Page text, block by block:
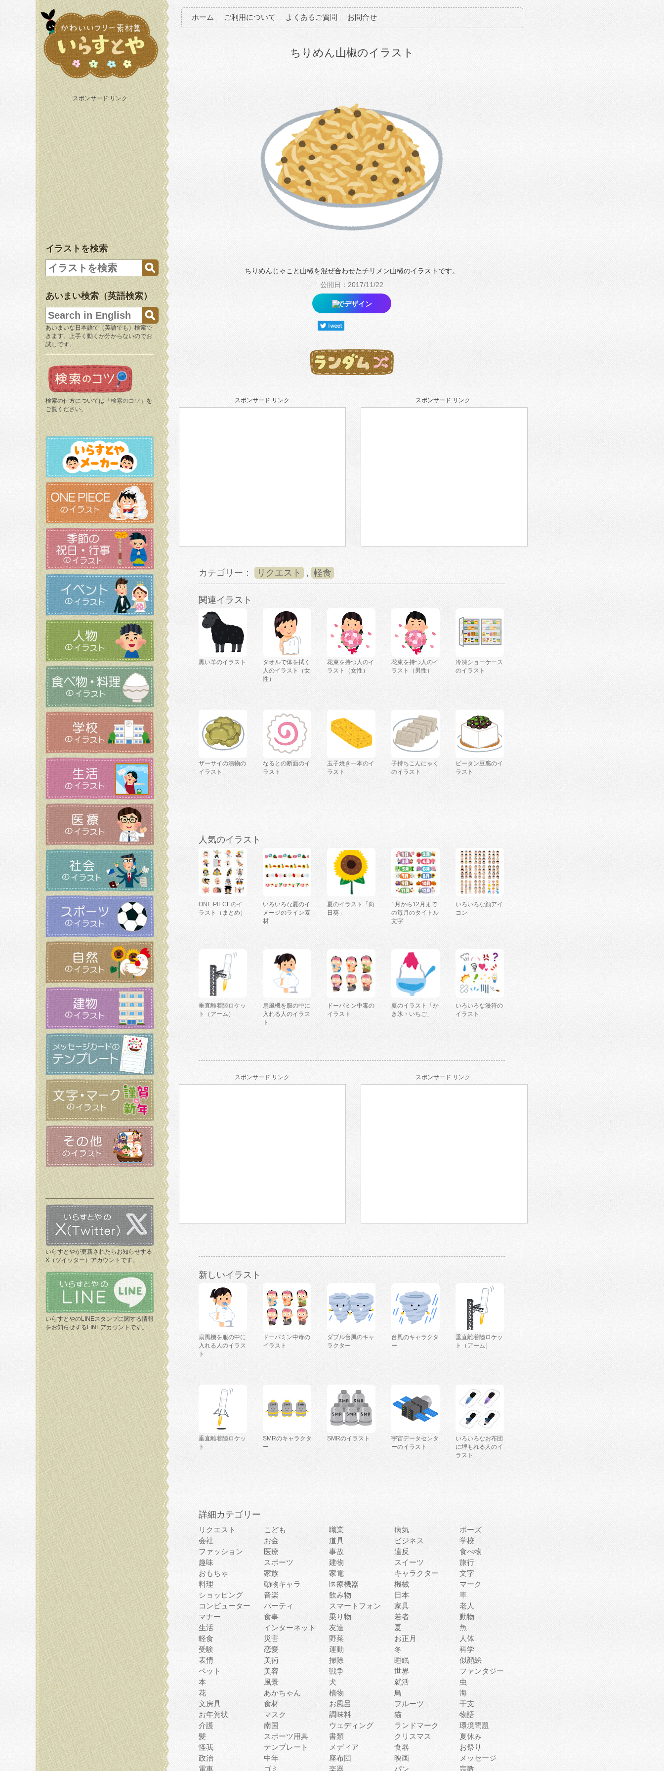
スポンサード リンク
イラストを検索
あいまい検索（英語検索）
あいまいな日本語で（英語でも）検索で
きます。上手く動くか分からないのでお
試しです。
検索の仕方については「 検索のコツ 」を
ご覧ください。
いらすとやが更新されたらお知らせする
X（ツイッター）アカウントです。
いらすとやのLINEスタンプに関する情報
をお知らせするLINEアカウントです。
ホーム ご利用について よくあるご質問 お問合せ
ちりめん山椒のイラスト
ちりめんじゃこと山椒を混ぜ合わせたチリメン山椒のイラストです。
公開日：2017/11/22
でデザイン
スポンサード リンク スポンサード リンク
カテゴリー： リクエスト , 軽食
関連イラスト
黒い羊のイラスト
タオルで体を拭く
人のイラスト（女
性）
花束を持つ人のイ
ラスト（女性）
花束を持つ人のイ
ラスト（男性）
冷凍ショーケース
のイラスト
ザーサイの漬物の
イラスト
なるとの断面のイ
ラスト
玉子焼き一本のイ
ラスト
子持ちこんにゃく
のイラスト
ピータン豆腐のイ
ラスト
人気のイラスト
ONE PIECEのイ
ラスト（まとめ）
いろいろな夏のイ
メージのライン素
材
夏のイラスト「向
日葵」
1月から12月まで
の毎月のタイトル
文字
いろいろな顔アイ
コン
垂直離着陸ロケッ
ト（アーム）
扇風機を服の中に
入れる人のイラス
ト
ドーパミン中毒の
イラスト
夏のイラスト「か
き氷・いちご」
いろいろな漫符の
イラスト
スポンサード リンク スポンサード リンク
新しいイラスト
扇風機を服の中に
入れる人のイラス
ト
ドーパミン中毒の
イラスト
ダブル台風のキャ
ラクター
台風のキャラクタ
ー
垂直離着陸ロケッ
ト（アーム）
垂直離着陸ロケッ
ト
SMRのキャラクタ
ー
SMRのイラスト
宇宙データセンタ
ーのイラスト
いろいろなお布団
に埋もれる人のイ
ラスト
詳細カテゴリー
リクエスト こども 職業 病気
ポーズ
会社
お金 道具 ビジネス
学校
ファッション
医療 事故 違反
食べ物
趣味
スポーツ 建物 スイーツ
旅行
おもちゃ
家族 家電 キャラクター
文字
料理
動物キャラ 医療機器 機械
マーク
ショッピング
音楽 飲み物 日本
車
コンピューター
パーティ スマートフォン 家具
老人
マナー
食事 乗り物 若者
動物
生活
インターネット 友達 夏
魚
軽食
災害 野菜 お正月
人体
受験
恋愛 運動 冬
科学
表情
美術 掃除 睡眠
似顔絵
ペット
美容 戦争 世界
ファンタジー
本
風景 犬 就活
虫
花
あかちゃん 植物 鳥
海
文房具
食材 お風呂 フルーツ
干支
お年賀状
マスク 調味料 猫
物語
介護
南国 ウェディング ランドマーク
環境問題
髪
スポーツ用具 書類 クリスマス
夏休み
怪我
テンプレート メディア 食器
お祭り
政治
中年 座布団 映画
メッセージ
電車
ゴミ 楽器 パン 宗教